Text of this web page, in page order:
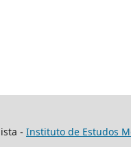
- Instituto de Estudos